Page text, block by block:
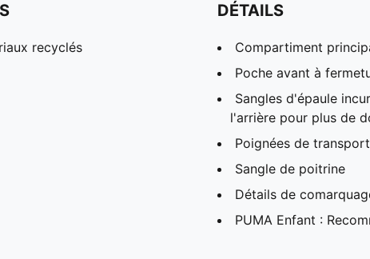
recyclés
DÉTAILS
Compartiment
Poche avant à
Sangles d'épaule
l'arrière pour plus de
Poignées de transport
Sangle de poitrine
Détails de
PUMA Enfant :